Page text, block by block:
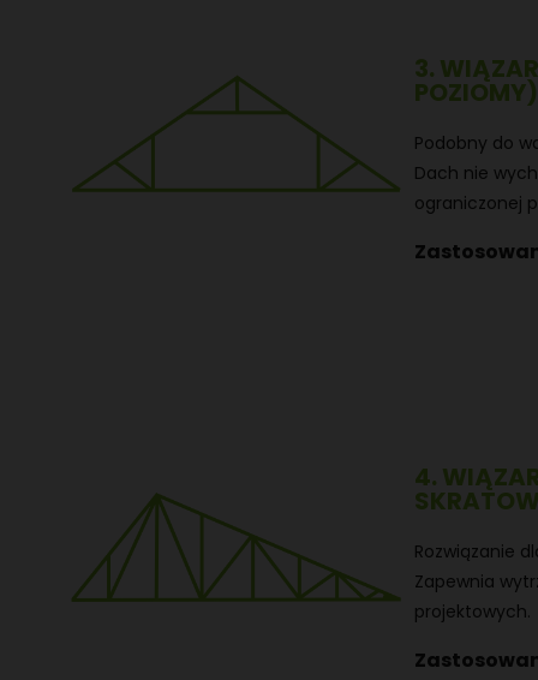
3.
POZIOMY)
Podobny do
Dach nie
ograniczonej
4.
Rozwiązanie
Zapewnia
projektowych.